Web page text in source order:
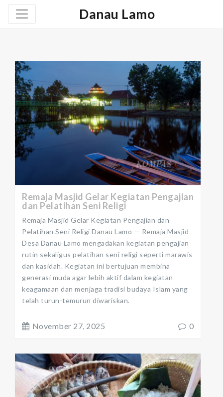
Danau Lamo
Remaja Masjid Gelar Kegiatan Pengajian
dan Pelatihan Seni Religi
Remaja Masjid Gelar Kegiatan Pengajian dan
Pelatihan Seni Religi Danau Lamo — Remaja Masjid
Desa Danau Lamo mengadakan kegiatan pengajian
rutin sekaligus pelatihan seni religi seperti marawis
dan kasidah. Kegiatan ini bertujuan membina
generasi muda agar lebih aktif dalam kegiatan
keagamaan dan menjaga tradisi budaya Islam yang
telah turun-temurun diwariskan.
November 27, 2025 0